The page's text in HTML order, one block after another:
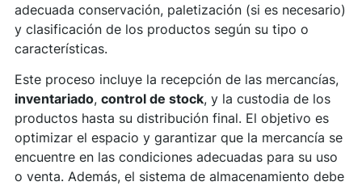
adecuada conservación, paletización (si es necesario)
y clasificación de los productos según su tipo o
características.
Este proceso incluye la recepción de las mercancías,
inventariado, control de stock, y la custodia de los
productos hasta su distribución final. El objetivo es
optimizar el espacio y garantizar que la mercancía se
encuentre en las condiciones adecuadas para su uso
o venta. Además, el sistema de almacenamiento debe